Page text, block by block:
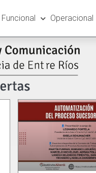
Funcional Operacional